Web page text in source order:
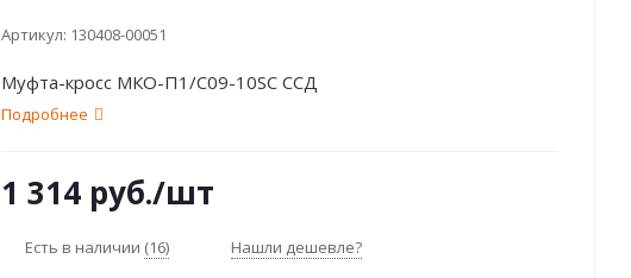
Артикул: 130408-00051
Муфта-кросс МКО-П1/С09-10SC ССД
Подробнее
1 314 руб./шт
Есть в наличии (16) Нашли дешевле?